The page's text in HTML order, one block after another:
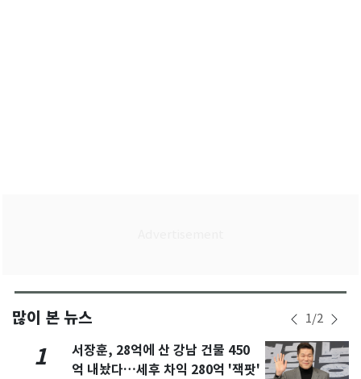
많이 본 뉴스 1/2
1
서장훈, 28억에 산 강남 건물 450
억 내놨다…세후 차익 280억 '잭팟'